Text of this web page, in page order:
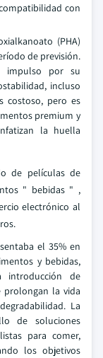
con
(PHA)
de previsión.
impulso por su
incluso
costoso, pero es
premium y
la huella
de películas de
" bebidas " ,
electrónico al
el 35% en
y bebidas,
introducción de
la vida
La
de soluciones
para comer,
los objetivos